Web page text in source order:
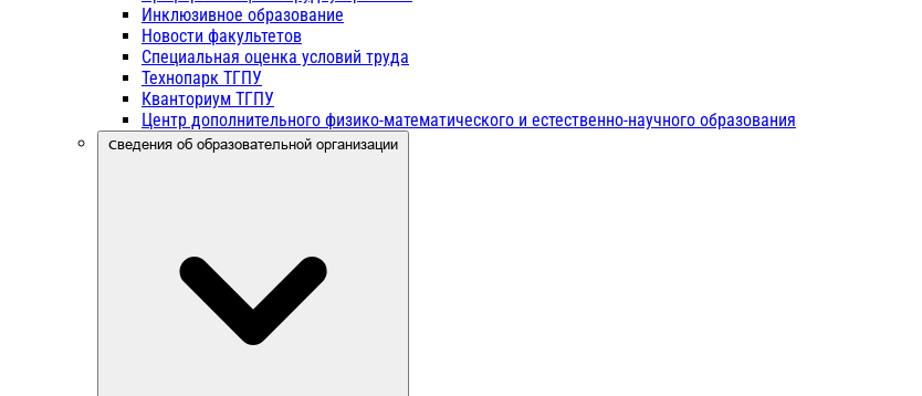
Инклюзивное образование
Новости факультетов
Специальная оценка условий труда
Технопарк ТГПУ
Кванториум ТГПУ
Центр дополнительного физико-математического и естественно-научного образования
Сведения об образовательной организации